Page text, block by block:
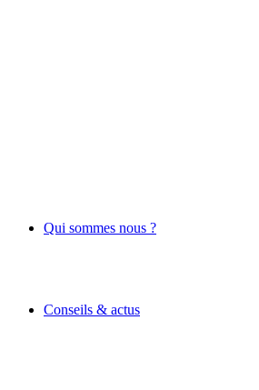
Qui sommes nous ?
Conseils & actus